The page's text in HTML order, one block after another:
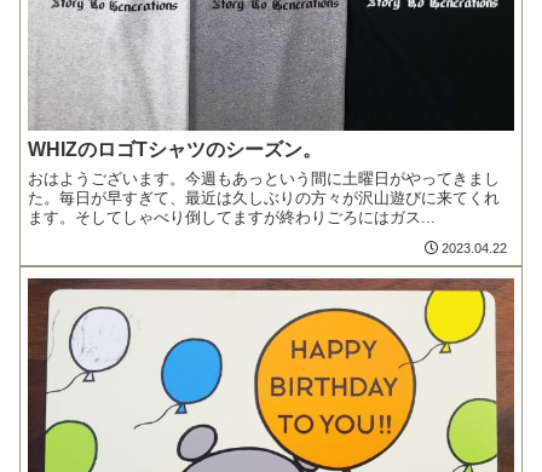
WHIZのロゴTシャツのシーズン。
おはようございます。今週もあっという間に土曜日がやってきまし
た。毎日が早すぎて、最近は久しぶりの方々が沢山遊びに来てくれ
ます。そしてしゃべり倒してますが終わりごろにはガス...
2023.04.22